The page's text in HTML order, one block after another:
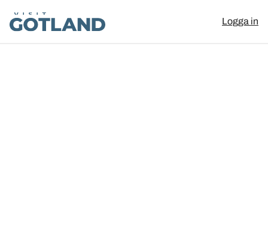
Visit Gotland
Logga in